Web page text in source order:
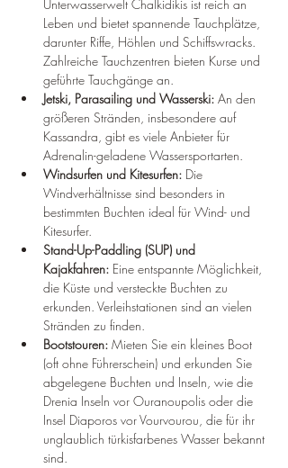
Unterwasserwelt Chalkidikis ist reich an
Leben und bietet spannende Tauchplätze,
darunter Riffe, Höhlen und Schiffswracks.
Zahlreiche Tauchzentren bieten Kurse und
geführte Tauchgänge an.
Jetski, Parasailing und Wasserski: An den
größeren Stränden, insbesondere auf
Kassandra, gibt es viele Anbieter für
Adrenalin-geladene Wassersportarten.
Windsurfen und Kitesurfen: Die
Windverhältnisse sind besonders in
bestimmten Buchten ideal für Wind- und
Kitesurfer.
Stand-Up-Paddling (SUP) und
Kajakfahren: Eine entspannte Möglichkeit,
die Küste und versteckte Buchten zu
erkunden. Verleihstationen sind an vielen
Stränden zu finden.
Bootstouren: Mieten Sie ein kleines Boot
(oft ohne Führerschein) und erkunden Sie
abgelegene Buchten und Inseln, wie die
Drenia Inseln vor Ouranoupolis oder die
Insel Diaporos vor Vourvourou, die für ihr
unglaublich türkisfarbenes Wasser bekannt
sind.